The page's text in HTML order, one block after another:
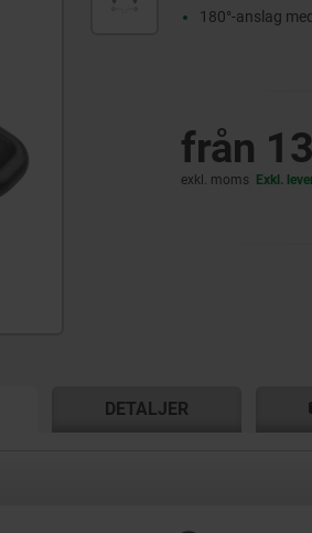
180°-anslag
från
exkl. moms Exkl.
DETALJER